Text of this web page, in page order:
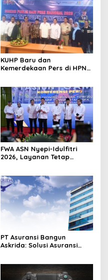
KUHP Baru dan
Kemerdekaan Pers di HPN
FWA ASN Nyepi-Idulfitri
2026, Layanan Tetap
PT Asuransi Bangun
Askrida: Solusi Asuransi